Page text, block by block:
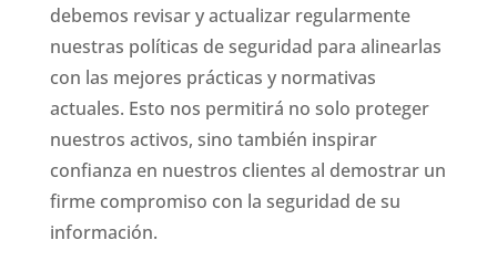
debemos revisar y actualizar regularmente
nuestras políticas de seguridad para alinearlas
con las mejores prácticas y normativas
actuales. Esto nos permitirá no solo proteger
nuestros activos, sino también inspirar
confianza en nuestros clientes al demostrar un
firme compromiso con la seguridad de su
información.